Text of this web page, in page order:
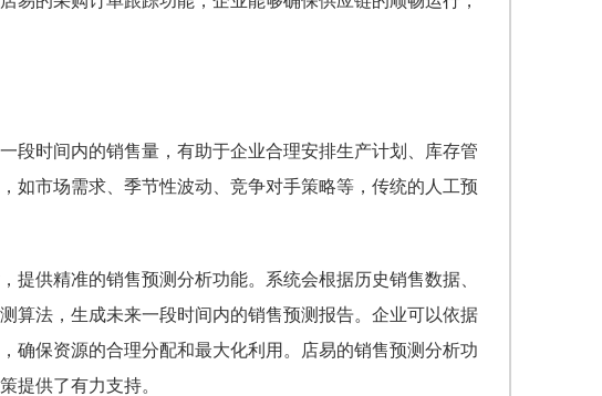
段时间内的销售量，有助于企业合理安排生产计划、库存管
如市场需求、季节性波动、竞争对手策略等，传统的人工预
提供精准的销售预测分析功能。系统会根据历史销售数据、
算法，生成未来一段时间内的销售预测报告。企业可以依据
确保资源的合理分配和最大化利用。店易的销售预测分析功
提供了有力支持。